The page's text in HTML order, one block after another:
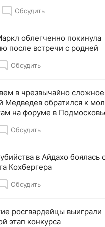
Обсудить
облегченно покинула
после встречи с родней
Обсудить
в чрезвычайно сложное
Медведев обратился к
на форуме в
Обсудить
в Айдахо боялась
Кохбергера
Обсудить
росгвардейцы выиграли
этап конкурса